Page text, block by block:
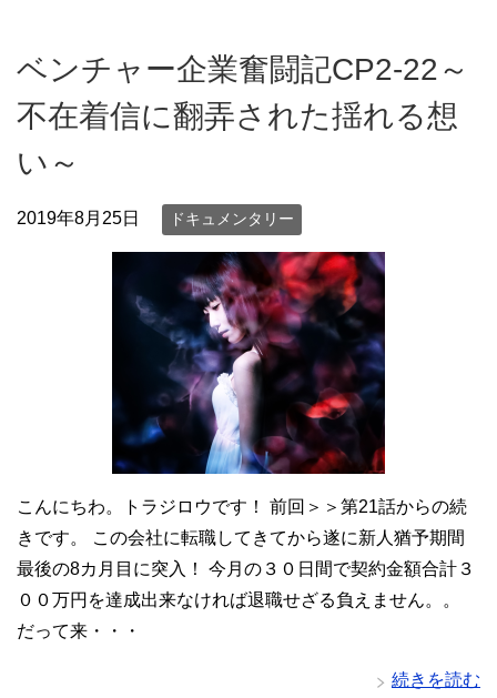
ベンチャー企業奮闘記CP2‐22～
不在着信に翻弄された揺れる想
い～
2019年8月25日 ドキュメンタリー
こんにちわ。トラジロウです！ 前回＞＞第21話からの続
きです。 この会社に転職してきてから遂に新人猶予期間
最後の8カ月目に突入！ 今月の３０日間で契約金額合計３
００万円を達成出来なければ退職せざる負えません。。
だって来・・・
続きを読む